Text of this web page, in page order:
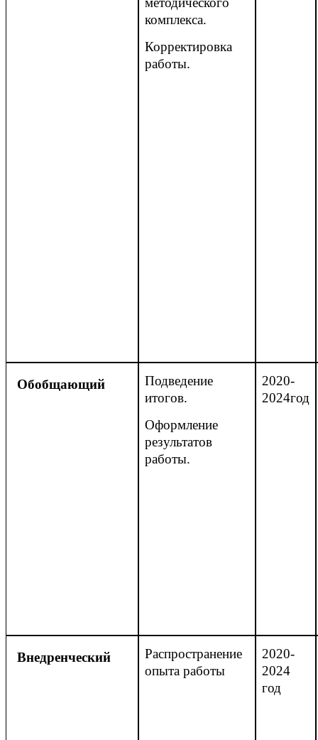
комплекса.
Корректировка
работы.
Обобщающий
Подведение
итогов.
Оформление
результатов
работы.
2020-
2024год
Внедренческий
Распространение
опыта работы
2020-
2024
год